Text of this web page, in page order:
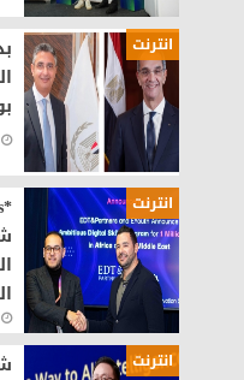
انترنت
انترنت
انترنت